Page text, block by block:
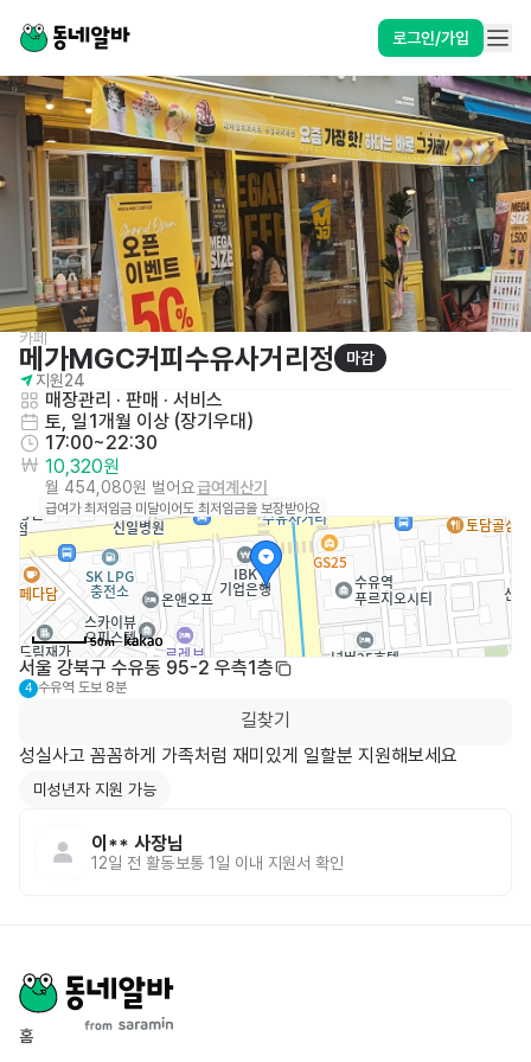
로그인/가입
카페
메가MGC커피수유사거리정
마감
지원24
매장관리 · 판매 · 서비스
토, 일1개월 이상 (장기우대)
17:00~22:30
10,320원
월 454,080원 벌어요급여계산기
급여가 최저임금 미달이어도 최저임금을 보장받아요
50m
서울 강북구 수유동 95-2 우측1층
4 수유역 도보 8분
길찾기
성실사고 꼼꼼하게 가족처럼 재미있게 일할분 지원해보세요
미성년자 지원 가능
이** 사장님
12일 전 활동보통 1일 이내 지원서 확인
홈